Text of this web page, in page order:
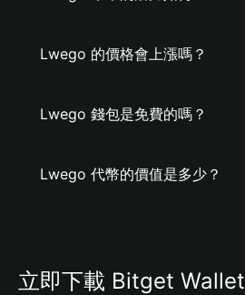
Lwego 的價格會上漲嗎？
Lwego 錢包是免費的嗎？
Lwego 代幣的價值是多少？
立即下載 Bitget Wallet